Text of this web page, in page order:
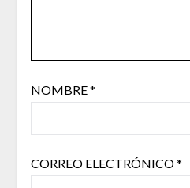
NOMBRE*
CORREO ELECTRÓNICO*